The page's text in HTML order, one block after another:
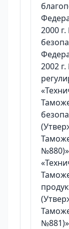
2000
2002